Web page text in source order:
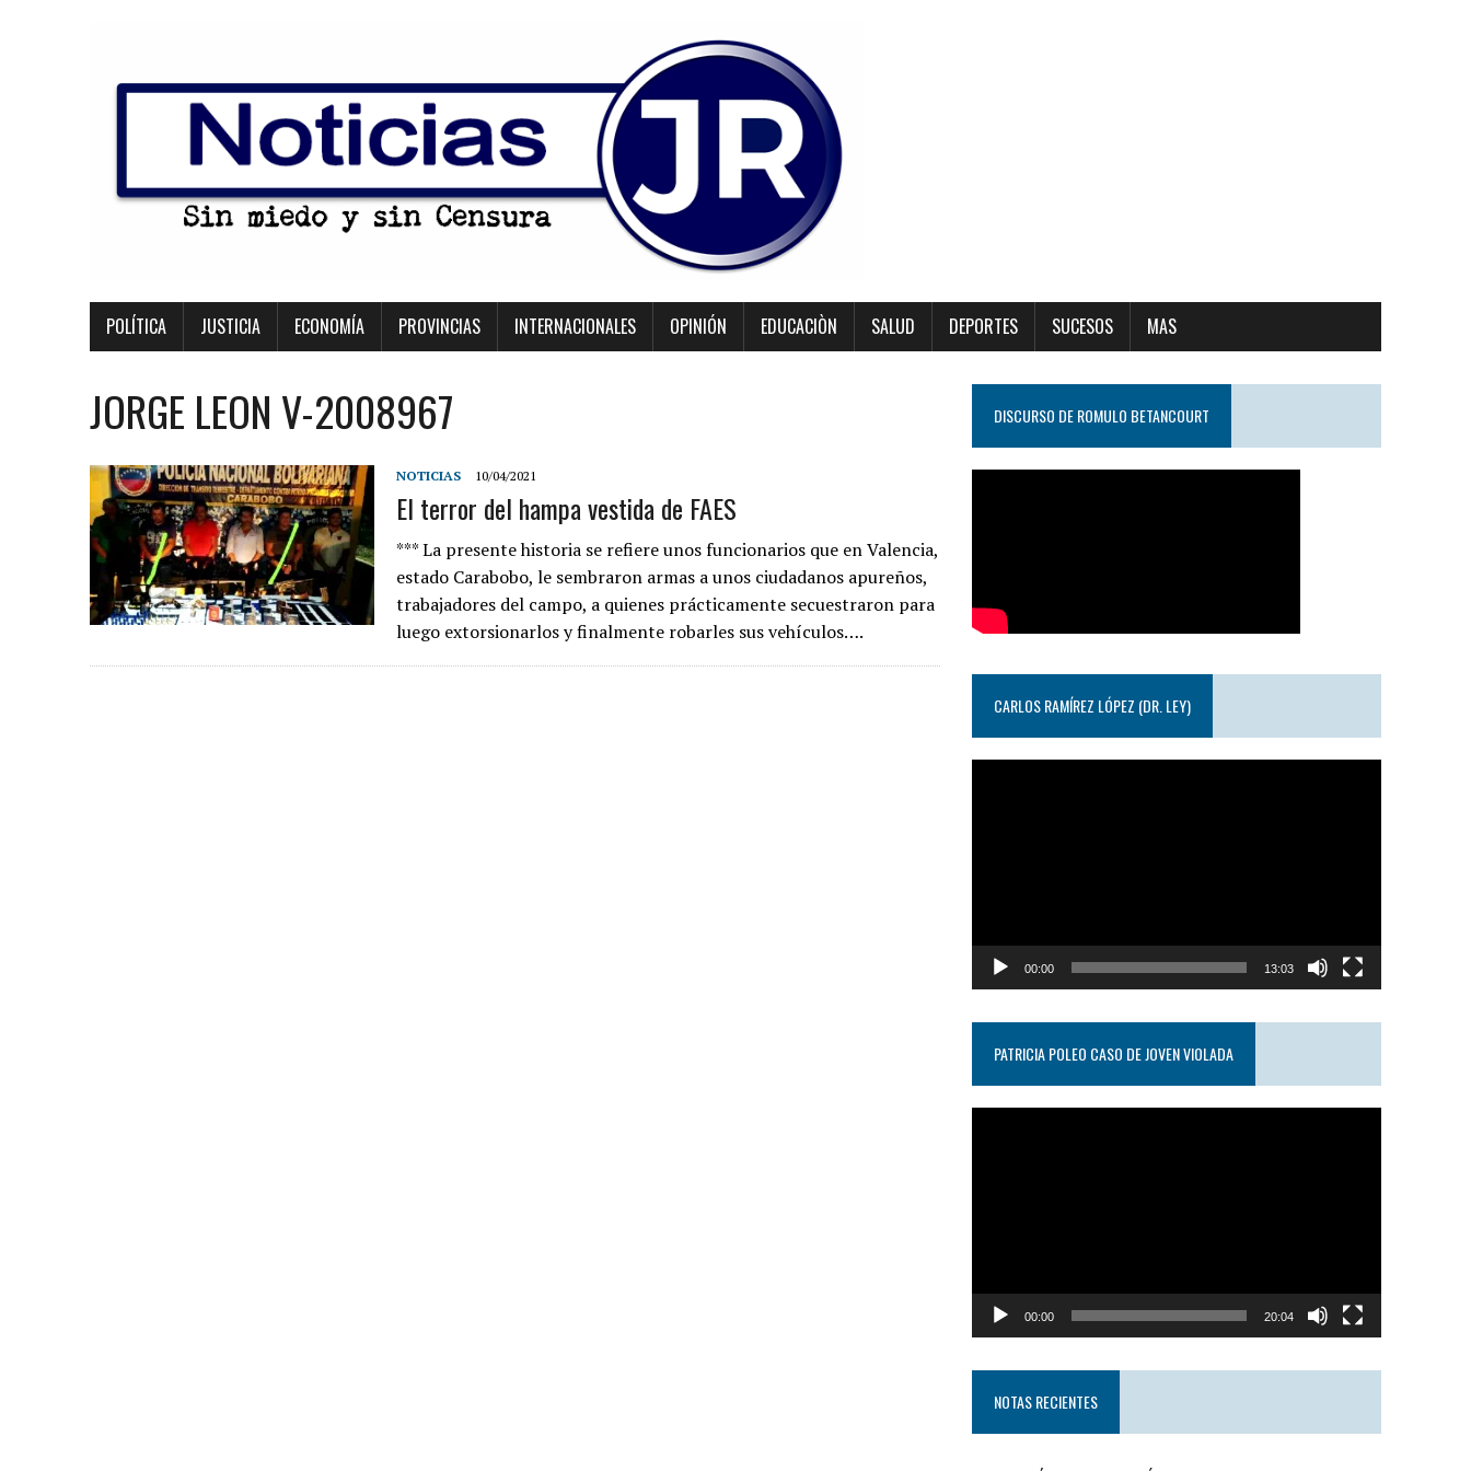
POLÍTICA JUSTICIA ECONOMÍA PROVINCIAS INTERNACIONALES OPINIÓN EDUCACIÒN SALUD DEPORTES SUCESOS MAS
JORGE LEON V-2008967
NOTICIAS 10/04/2021
El terror del hampa vestida de FAES
*** La presente historia se refiere unos funcionarios que en Valencia,
estado Carabobo, le sembraron armas a unos ciudadanos apureños,
trabajadores del campo, a quienes prácticamente secuestraron para
luego extorsionarlos y finalmente robarles sus vehículos….
DISCURSO DE ROMULO BETANCOURT
CARLOS RAMÍREZ LÓPEZ (DR. LEY)
00:00 13:03
PATRICIA POLEO CASO DE JOVEN VIOLADA
00:00 20:04
NOTAS RECIENTES